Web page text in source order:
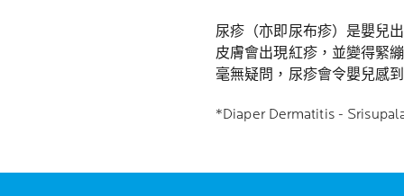
尿疹（亦即尿布疹）是嬰兒
皮膚會出現紅疹，並變得緊
毫無疑問，尿疹會令嬰兒感
*Diaper Dermatitis -